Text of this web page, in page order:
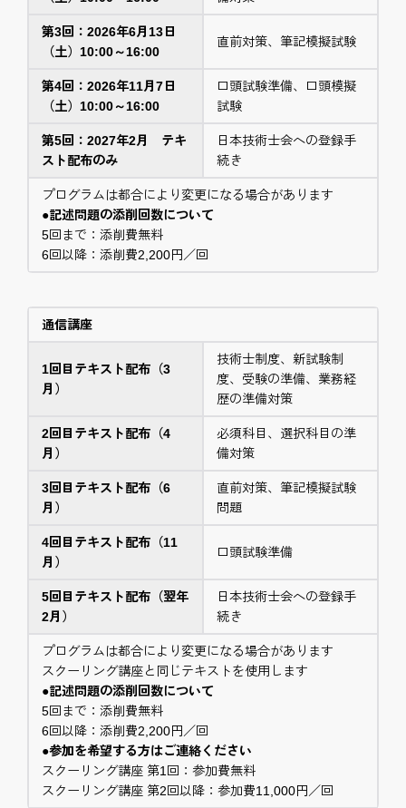
第3回：2026年6月13日
（土）10:00～16:00
直前対策、筆記模擬試験
第4回：2026年11月7日
（土）10:00～16:00
口頭試験準備、口頭模擬
試験
第5回：2027年2月 テキ
スト配布のみ
日本技術士会への登録手
続き
プログラムは都合により変更になる場合があります
●記述問題の添削回数について
5回まで：添削費無料
6回以降：添削費2,200円／回
通信講座
1回目テキスト配布（3
月）
技術士制度、新試験制
度、受験の準備、業務経
歴の準備対策
2回目テキスト配布（4
月）
必須科目、選択科目の準
備対策
3回目テキスト配布（6
月）
直前対策、筆記模擬試験
問題
4回目テキスト配布（11
月）
口頭試験準備
5回目テキスト配布（翌年
2月）
日本技術士会への登録手
続き
プログラムは都合により変更になる場合があります
スクーリング講座と同じテキストを使用します
●記述問題の添削回数について
5回まで：添削費無料
6回以降：添削費2,200円／回
●参加を希望する方はご連絡ください
スクーリング講座 第1回：参加費無料
スクーリング講座 第2回以降：参加費11,000円／回